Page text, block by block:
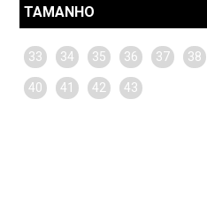
TAMANHO
33 34 35 36 37 38
40
41 42 43